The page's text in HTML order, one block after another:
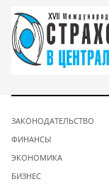
ЗАКОНОДАТЕЛЬСТВО
ФИНАНСЫ
ЭКОНОМИКА
БИЗНЕС